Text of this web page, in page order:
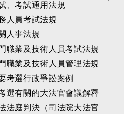
、考試通用法規
人員考試法規
人事法規
職業及技術人員考試法規
職業及技術人員管理法規
考選行政爭訟案例
選有關的大法官會議解釋
法庭判決（司法院大法官